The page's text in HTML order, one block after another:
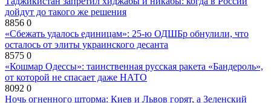
дойдут до такого же решения
8856 0
«Сбежать удалось единицам»: 25-ю ОДШБр обнулили, что
осталось от элиты украинского десанта
8575 0
«Кошмар Одессы»: таинственная русская ракета «Бандероль»,
от которой не спасает даже НАТО
8092 0
Ночь огненного шторма: Киев и Львов горят, а Зеленский